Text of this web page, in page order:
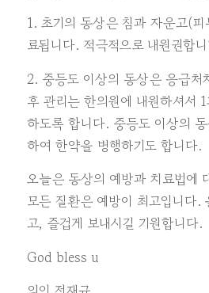
1. 초기의 동상은 침과 자운고(
료됩니다. 적극적으로 내원권합
2. 중등도 이상의 동상은 응급처
후 관리는 한의원에 내원하셔서
하도록 합니다. 중등도 이상의
하여 한약을 병행하기도 합니다.
오늘은 동상의 예방과 치료법에
모든 질환은 예방이 최고입니다.
고, 즐겁게 보내시길 기원합니다.
God bless u